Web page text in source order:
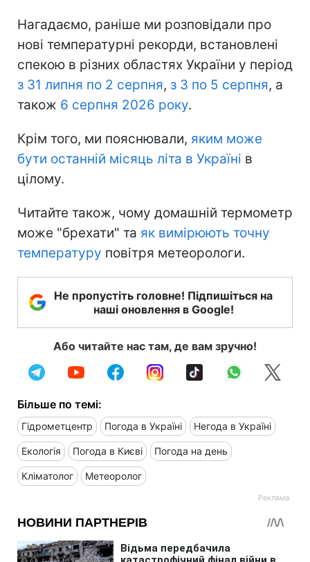
Нагадаємо, раніше ми розповідали про
нові температурні рекорди, встановлені
спекою в різних областях України у період
з 31 липня по 2 серпня, з 3 по 5 серпня, а
також 6 серпня 2026 року.
Крім того, ми пояснювали, яким може
бути останній місяць літа в Україні в
цілому.
Читайте також, чому домашній термометр
може "брехати" та як вимірюють точну
температуру повітря метеорологи.
Не пропустіть головне! Підпишіться на
наші оновлення в Google!
Або читайте нас там, де вам зручно!
Більше по темі:
Гідрометцентр Погода в Україні Негода в Україні
Екологія Погода в Києві Погода на день
Кліматолог Метеоролог